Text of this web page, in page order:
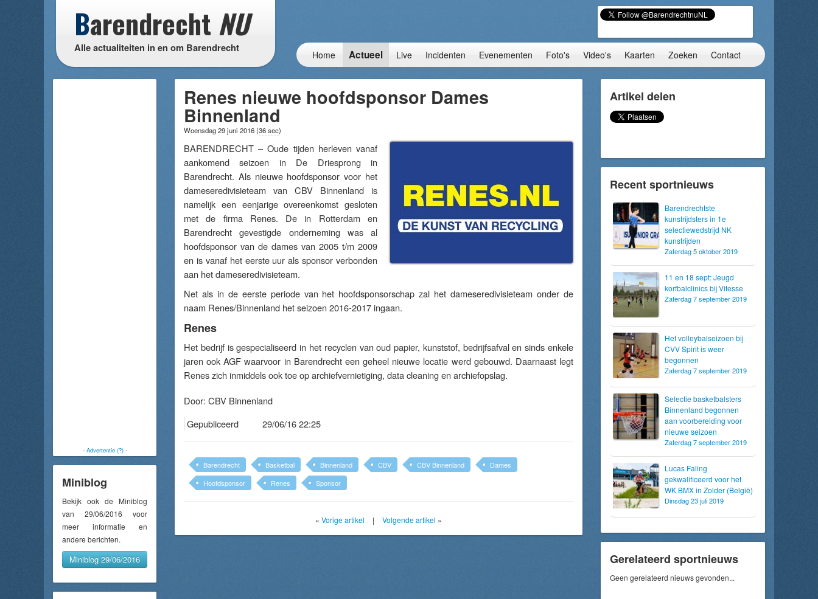
Barendrecht NU
Alle actualiteiten in en om Barendrecht
Home Actueel Live Incidenten Evenementen Foto's Video's Kaarten Zoeken Contact
- Advertentie (?)-
Miniblog
Bekijk ook de Miniblog
van 29/06/2016 voor
meer informatie en
andere berichten.
Miniblog 29/06/2016
Renes nieuwe hoofdsponsor Dames
Binnenland
Woensdag 29 juni 2016(36 sec)
BARENDRECHT – Oude tijden herleven vanaf
aankomend seizoen in De Driesprong in
Barendrecht. Als nieuwe hoofdsponsor voor het
dameseredivisieteam van CBV Binnenland is
namelijk een eenjarige overeenkomst gesloten
met de firma Renes. De in Rotterdam en
Barendrecht gevestigde onderneming was al
hoofdsponsor van de dames van 2005 t/m 2009
en is vanaf het eerste uur als sponsor verbonden
aan het dameseredivisieteam.
Net als in de eerste periode van het hoofdsponsorschap zal het dameseredivisieteam onder de
naam Renes/Binnenland het seizoen 2016-2017 ingaan.
Renes
Het bedrijf is gespecialiseerd in het recyclen van oud papier, kunststof, bedrijfsafval en sinds enkele
jaren ook AGF waarvoor in Barendrecht een geheel nieuwe locatie werd gebouwd. Daarnaast legt
Renes zich inmiddels ook toe op archiefvernietiging, data cleaning en archiefopslag.
Door: CBV Binnenland
Gepubliceerd
29/06/16 22:25
Barendrecht Basketbal Binnenland CBV CBV Binnenland
Dames
Hoofdsponsor
Renes Sponsor
« Vorige artikel | Volgende artikel »
Artikel delen
Recent sportnieuws
Barendrechtste
kunstrijdsters in 1e
selectiewedstrijd NK
kunstrijden
Zaterdag 5 oktober 2019
11 en 18 sept: Jeugd
korfbalclinics bij Vitesse
Zaterdag 7 september 2019
Het volleybalseizoen bij
CVV Spirit is weer
begonnen
Zaterdag 7 september 2019
Selectie basketbalsters
Binnenland begonnen
aan voorbereiding voor
nieuwe seizoen
Zaterdag 7 september 2019
Lucas Faling
gekwalificeerd voor het
WK BMX in Zolder (België)
Dinsdag 23 juli 2019
Gerelateerd sportnieuws
Geen gerelateerd nieuws gevonden...